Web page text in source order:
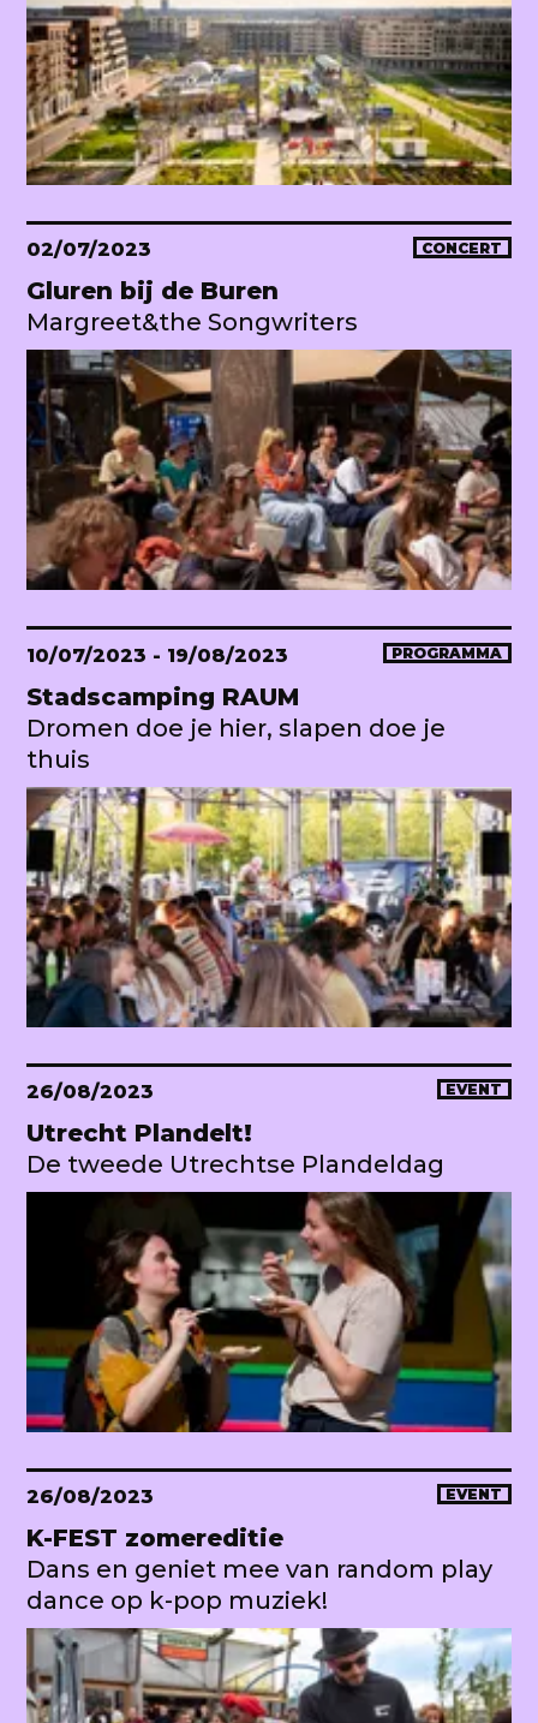
02/07/2023 CONCERT
Gluren bij de Buren
Margreet&the Songwriters
10/07/2023 - 19/08/2023 PROGRAMMA
Stadscamping RAUM
Dromen doe je hier, slapen doe je
thuis
26/08/2023 EVENT
Utrecht Plandelt!
De tweede Utrechtse Plandeldag
26/08/2023 EVENT
K-FEST zomereditie
Dans en geniet mee van random play
dance op k-pop muziek!